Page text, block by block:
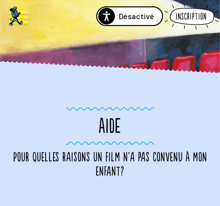
Désactivé Inscription
AIDE
Pour quelles raisons un film n’a pas convenu à mon
enfant?